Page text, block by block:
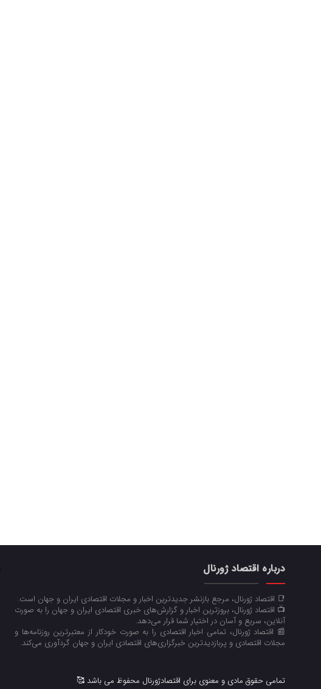
درباره اقتصاد ژورنال
📑 اقتصاد ژورنال، مرجع بازنشر جدیدترین اخبار و مجلات اقتصادی ایران و جهان است.
📺 اقتصاد ژورنال، بروزترین اخبار و گزارش‌های خبری اقتصادی ایران و جهان را به صورت
آنلاین، سریع و آسان در اختیار شما قرار می‌‌دهد.
📰 اقتصاد ژورنال، تمامی اخبار اقتصادی را به صورت خودکار از معتبرترین روزنامه‌ها و
مجلات اقتصادی و پربازدیدترین خبرگزاری‌های اقتصادی ایران و جهان گردآوری می‌کند.
تمامی حقوق مادی و معنوی برای اقتصادژورنال محفوظ می باشد 🥰